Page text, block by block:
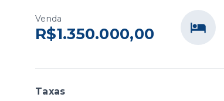
Venda
R$1.350.000,00
Taxas